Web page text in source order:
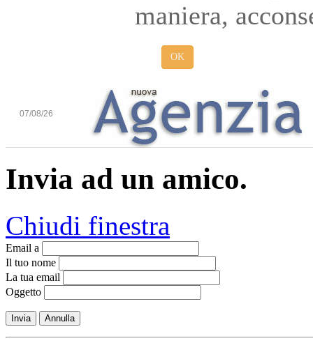
maniera,
OK
07/08/26
Invia ad un amico.
Chiudi finestra
Email a
Il tuo nome
La tua email
Oggetto
Invia Annulla